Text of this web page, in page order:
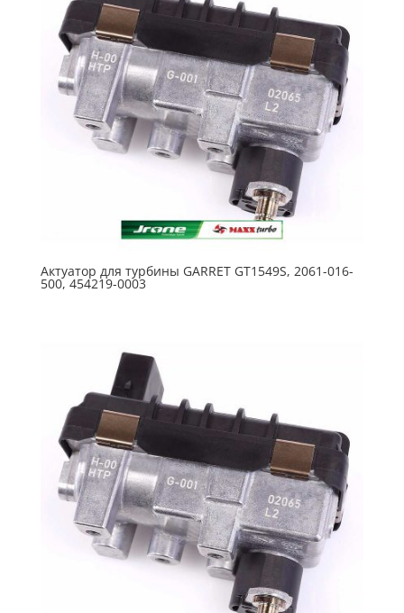
Актуатор для турбины GARRET GT1549S, 2061-016-
500, 454219-0003